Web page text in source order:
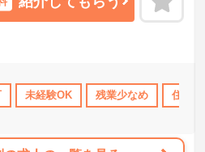
得実績あり 社会保険完備 交通費
未経験OK 残業少なめ 住宅